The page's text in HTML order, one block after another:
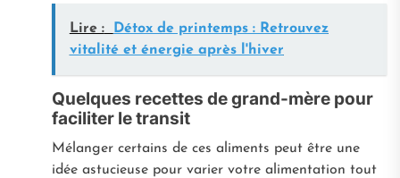
Lire :
Détox de printemps : Retrouvez
vitalité et énergie après l'hiver
Quelques recettes de grand-mère pour
faciliter le transit
Mélanger certains de ces aliments peut être une
idée astucieuse pour varier votre alimentation tout